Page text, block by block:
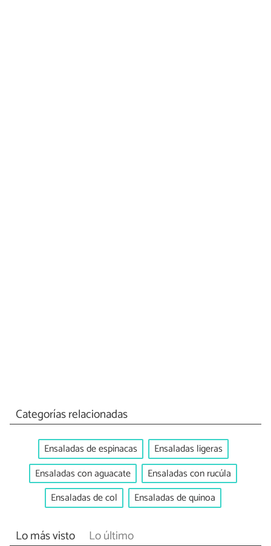
Categorías relacionadas
Ensaladas de espinacas
Ensaladas ligeras
Ensaladas con aguacate
Ensaladas con rucúla
Ensaladas de col
Ensaladas de quinoa
Lo más visto Lo último